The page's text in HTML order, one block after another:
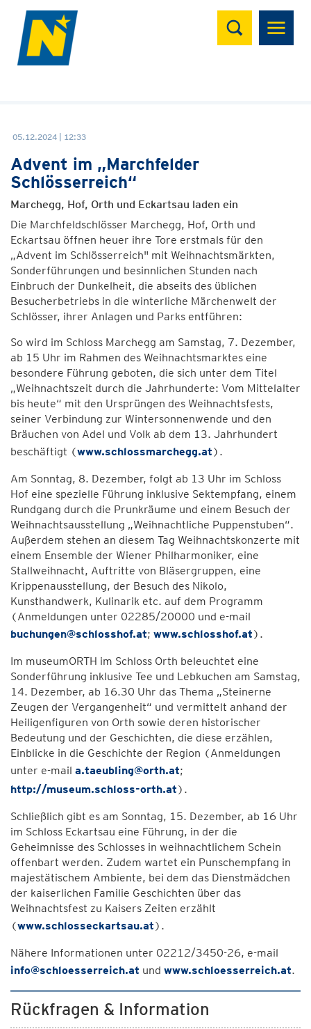
Suchen
05.12.2024 | 12:33
Advent im „Marchfelder
Schlösserreich“
Marchegg, Hof, Orth und Eckartsau laden ein
Die Marchfeldschlösser Marchegg, Hof, Orth und
Eckartsau öffnen heuer ihre Tore erstmals für den
„Advent im Schlösserreich" mit Weihnachtsmärkten,
Sonderführungen und besinnlichen Stunden nach
Einbruch der Dunkelheit, die abseits des üblichen
Besucherbetriebs in die winterliche Märchenwelt der
Schlösser, ihrer Anlagen und Parks entführen:
So wird im Schloss Marchegg am Samstag, 7. Dezember,
ab 15 Uhr im Rahmen des Weihnachtsmarktes eine
besondere Führung geboten, die sich unter dem Titel
„Weihnachtszeit durch die Jahrhunderte: Vom Mittelalter
bis heute“ mit den Ursprüngen des Weihnachtsfests,
seiner Verbindung zur Wintersonnenwende und den
Bräuchen von Adel und Volk ab dem 13. Jahrhundert
beschäftigt (www.schlossmarchegg.at).
Am Sonntag, 8. Dezember, folgt ab 13 Uhr im Schloss
Hof eine spezielle Führung inklusive Sektempfang, einem
Rundgang durch die Prunkräume und einem Besuch der
Weihnachtsausstellung „Weihnachtliche Puppenstuben“.
Außerdem stehen an diesem Tag Weihnachtskonzerte mit
einem Ensemble der Wiener Philharmoniker, eine
Stallweihnacht, Auftritte von Bläsergruppen, eine
Krippenausstellung, der Besuch des Nikolo,
Kunsthandwerk, Kulinarik etc. auf dem Programm
(Anmeldungen unter 02285/20000 und e-mail
buchungen@schlosshof.at; www.schlosshof.at).
Im museumORTH im Schloss Orth beleuchtet eine
Sonderführung inklusive Tee und Lebkuchen am Samstag,
14. Dezember, ab 16.30 Uhr das Thema „Steinerne
Zeugen der Vergangenheit“ und vermittelt anhand der
Heiligenfiguren von Orth sowie deren historischer
Bedeutung und der Geschichten, die diese erzählen,
Einblicke in die Geschichte der Region (Anmeldungen
unter e-mail a.taeubling@orth.at;
http://museum.schloss-orth.at).
Schließlich gibt es am Sonntag, 15. Dezember, ab 16 Uhr
im Schloss Eckartsau eine Führung, in der die
Geheimnisse des Schlosses in weihnachtlichem Schein
offenbart werden. Zudem wartet ein Punschempfang in
majestätischem Ambiente, bei dem das Dienstmädchen
der kaiserlichen Familie Geschichten über das
Weihnachtsfest zu Kaisers Zeiten erzählt
(www.schlosseckartsau.at).
Nähere Informationen unter 02212/3450-26, e-mail
info@schloesserreich.at und www.schloesserreich.at.
Rückfragen & Information